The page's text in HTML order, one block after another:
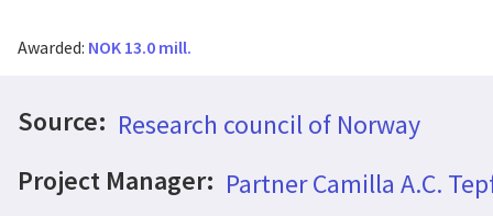
Awarded: NOK 13.0 mill.
Source: Research council of Norway
Project Manager: Partner Camilla A.C.